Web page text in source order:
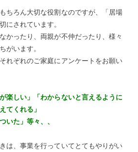
ちろん大切な役割なのですが、「居場
にされています。
かったり、両親が不仲だったり、様々
がいます。
れぞれのご家庭にアンケートをお願い
楽しい」「わからないと言えるように
てくれる」
いた」等々、、
は、事業を行っていてとてもやりがい